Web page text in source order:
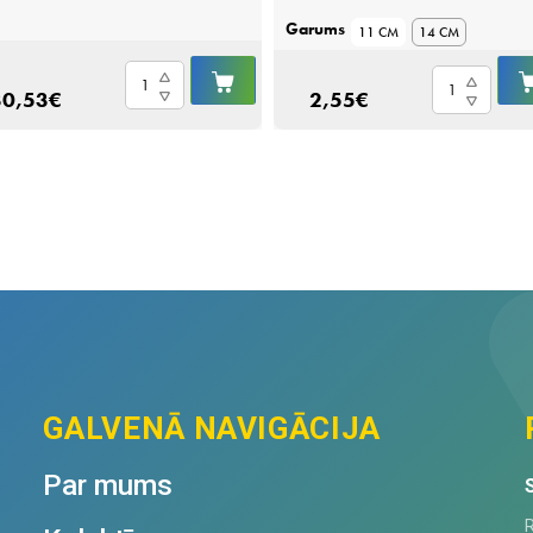
€
N120
GROZĀ
Garums 11 CM 14 CM
2,55€
kaķiem,
GALVENĀ NAVIGĀCIJA
Par mums